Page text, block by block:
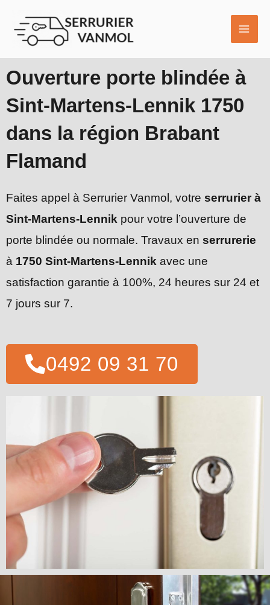
contenu
Ouverture porte blindée à
Sint-Martens-Lennik 1750
dans la région Brabant
Flamand
Faites appel à Serrurier Vanmol, votre serrurier à
Sint-Martens-Lennik pour votre l’ouverture de
porte blindée ou normale. Travaux en serrurerie
à 1750 Sint-Martens-Lennik avec une
satisfaction garantie à 100%, 24 heures sur 24 et
7 jours sur 7.
0492 09 31 70